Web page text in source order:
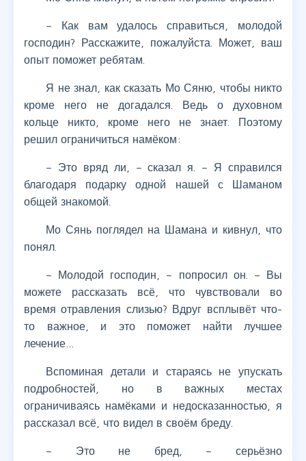
– Как вам удалось справиться, молодой
господин? Расскажите, пожалуйста. Может, ваш
опыт поможет ребятам.
Я не знал, как сказать Мо Сяню, чтобы никто
кроме него не догадался. Ведь о духовном
кольце никто, кроме него не знает. Поэтому
решил ограничиться намёком:
– Это вряд ли, – сказал я. – Я справился
благодаря подарку одной нашей с Шаманом
общей знакомой.
Мо Сянь поглядел на Шамана и кивнул, что
понял.
– Молодой господин, – попросил он. – Вы
можете рассказать всё, что чувствовали во
время отравления слизью? Вдруг всплывёт что-
то важное, и это поможет найти лучшее
лечение…
Вспоминая детали и стараясь не упускать
подробностей, но в важных местах
ограничиваясь намёками и недосказанностью, я
рассказал всё, что видел в своём бреду.
– Это не бред, – серьёзно